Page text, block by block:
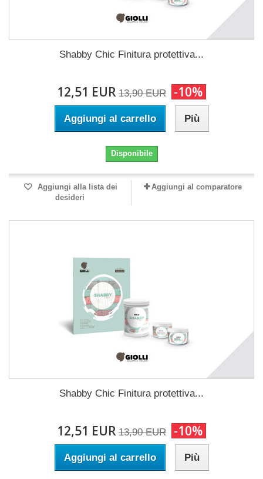
Shabby Chic Finitura protettiva...
12,51 EUR 13,90 EUR -10%
Aggiungi al carrello Più
Disponibile
Aggiungi alla lista dei
desideri
Aggiungi al comparatore
Shabby Chic Finitura protettiva...
12,51 EUR 13,90 EUR -10%
Aggiungi al carrello Più